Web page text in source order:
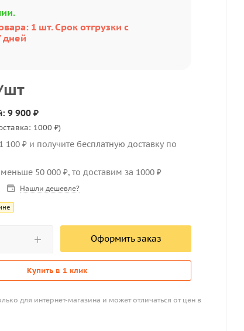
1 шт. Срок отгрузки с
дней
9 900 ₽
1000 ₽)
100 ₽ и получите бесплатную доставку по
50 000 ₽, то доставим за 1000 ₽
Нашли дешевле?
Оформить заказ
Купить в 1 клик
для интернет-магазина и может отличаться от цен в